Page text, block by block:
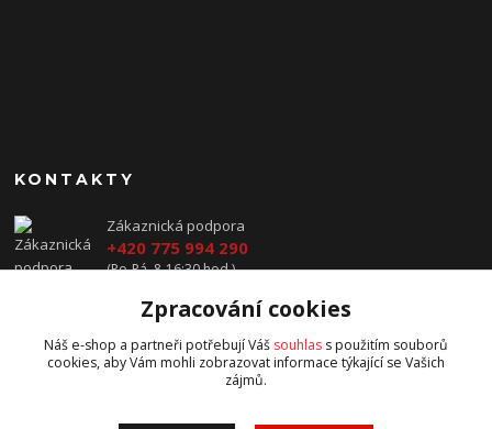
KONTAKTY
Zákaznická podpora
+420 775 994 290
(Po-Pá, 8-16:30 hod.)
prodej@jawavysocina.cz
Zpracování cookies
Náš e-shop a partneři potřebují Váš souhlas s použitím souborů
cookies, aby Vám mohli zobrazovat informace týkající se Vašich
zájmů.